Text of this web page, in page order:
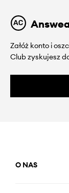
Załóż konto i
Club zyskujesz
O NAS